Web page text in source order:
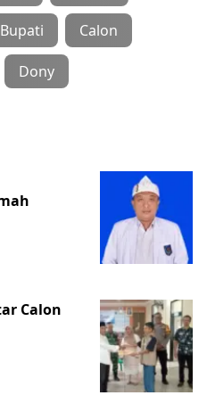
Bupati Calon
Dony
Calon